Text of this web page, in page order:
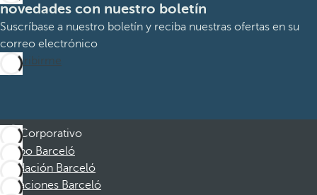
novedades con nuestro boletín
Suscríbase a nuestro boletín y reciba nuestras ofertas en su
correo electrónico
Suscribirme
Corporativo
Grupo Barceló
Fundación Barceló
Vacaciones Barceló